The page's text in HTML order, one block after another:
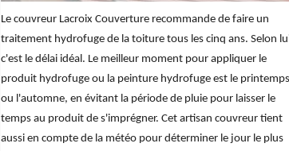
Le couvreur Lacroix Couverture recommande de faire un
traitement hydrofuge de la toiture tous les cinq ans. Selon
c'est le délai idéal. Le meilleur moment pour appliquer le
produit hydrofuge ou la peinture hydrofuge est le printemps
ou l'automne, en évitant la période de pluie pour laisser le
temps au produit de s'imprégner. Cet artisan couvreur tient
aussi en compte de la météo pour déterminer le jour le plus